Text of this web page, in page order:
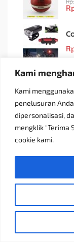
Kami
Kami
penelusuran
dipersonalisasi,
mengklik "Terima
cookie kami.
Iklan